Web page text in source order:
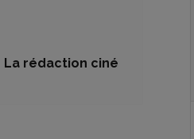
La rédaction ciné